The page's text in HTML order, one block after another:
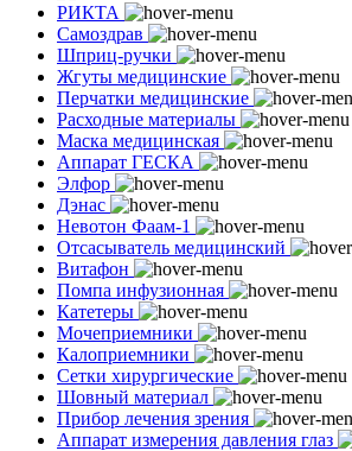
РИКТА
Самоздрав
Шприц-ручки
Жгуты медицинские
Перчатки медицинские
Расходные материалы
Маска медицинская
Аппарат ГЕСКА
Элфор
Дэнас
Невотон Фаам-1
Отсасыватель медицинский
Витафон
Помпа инфузионная
Катетеры
Мочеприемники
Калоприемники
Сетки хирургические
Шовный материал
Прибор лечения зрения
Аппарат измерения давления глаз